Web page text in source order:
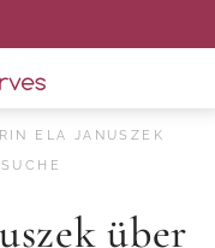
ELA JANUSZEK
über